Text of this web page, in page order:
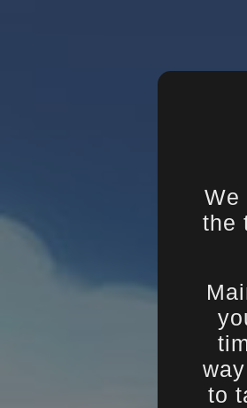
We
the
to